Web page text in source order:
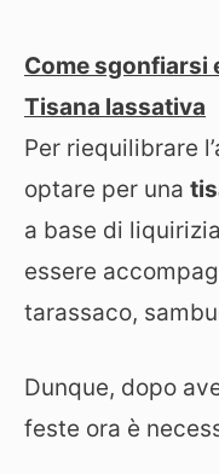
Come sgonfiarsi
Tisana lassativa
Per riequilibrare
optare per una
a base di
essere
tarassaco,
Dunque, dopo
feste ora è